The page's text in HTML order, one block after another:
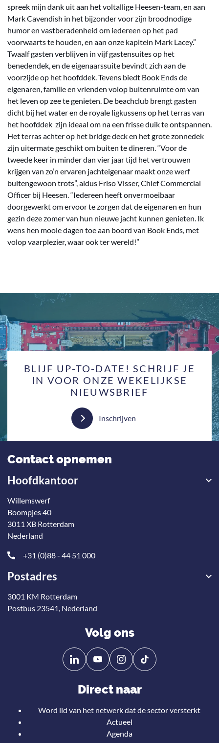
spreek mijn dank uit aan het voltallige Heesen-team, en aan
Mark Cavendish in het bijzonder voor zijn broodnodige
humor en vastberadenheid om iedereen op het pad
voorwaarts te houden, en aan onze kapitein Mark Lacey.”
Twaalf gasten verblijven in vijf gastensuites op het
benedendek, en de eigenaarssuite bevindt zich aan de
voorzijde op het hoofddek. Tevens biedt Book Ends de
eigenaren, familie en vrienden volop buitenruimte om van
het leven op zee te genieten. De beachclub brengt gasten
dicht bij het water en de royale ligkussens op het terras van
het hoofddek zijn ideaal om na een frisse duik te ontspannen.
Het terras achter op het bridge deck en het grote zonnedek
zijn uitermate geschikt om buiten te dineren. “Voor de
tweede keer in minder dan vier jaar tijd het vertrouwen
krijgen van zo’n ervaren jachteigenaar maakt onze werf
buitengewoon trots”, aldus Friso Visser, Chief Commercial
Officer bij Heesen. “Iedereen heeft onvermoeibaar
doorgewerkt om ervoor te zorgen dat de eigenaren en hun
gezin deze zomer van hun nieuwe jacht kunnen genieten. Ik
wens hen mooie dagen toe aan boord van Book Ends, met
volop vaarplezier, waar ook ter wereld!”
BLIJF UP-TO-DATE! SCHRIJF JE
IN VOOR ONZE WEKELIJKSE
NIEUWSBRIEF
Inschrijven
Contact opnemen
Hoofdkantoor
Willemswerf
Boompjes 40
3011 XB Rotterdam
Nederland
+31 (0)88 - 44 51 000
Postadres
3001 KM Rotterdam
Postbus 23541, Nederland
Volg ons
Volg
ons
Linkedin
Volg
ons
YouTube
Direct naar
Word lid van het netwerk dat de sector versterkt
Actueel
Agenda